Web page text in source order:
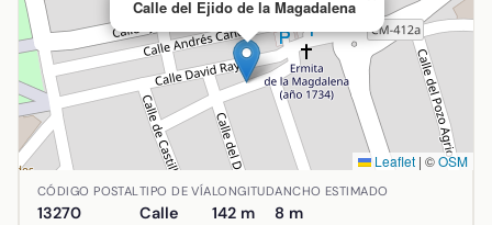
Calle del Ejido de la Magadalena
Leaflet | ©OSM
Ubicación de Calle del Ejido de la Magadalena en
CÓDIGO POSTAL
13270
TIPO DE VÍA
Calle
LONGITUD
142 m
ANCHO ESTIMADO
8 m